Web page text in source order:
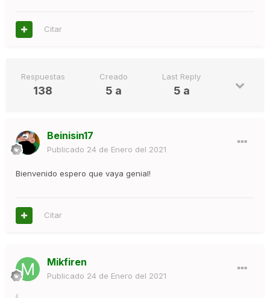
Citar
Respuestas
138
Creado
5 a
Last Reply
5 a
Beinisin17
Publicado 24 de Enero del 2021
Bienvenido espero que vaya genial!
Citar
Mikfiren
Publicado 24 de Enero del 2021